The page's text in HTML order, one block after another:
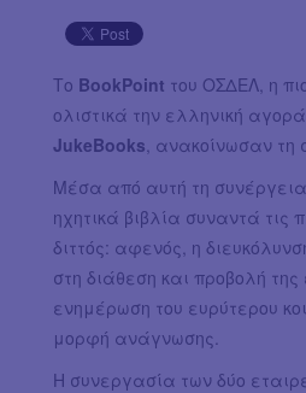
Το BookPoint του ΟΣΔΕΛ, η
ολιστικά την ελληνική
JukeΒooks , ανακοίνωσαν τη
Μέσα από αυτή τη
ηχητικά βιβλία συναντά
διττός: αφενός, η
στη διάθεση και προβολή
ενημέρωση του ευρύτερου
μορφή ανάγνωσης.
Η συνεργασία των δύο